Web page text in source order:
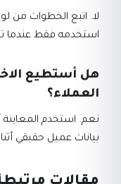
لا. اتبع الخطوات من
استخدمه فقط عندما
هل أستطيع
العملاء؟
نعم. استخدم المعاينة
بيانات عميل حقيقي أثناء